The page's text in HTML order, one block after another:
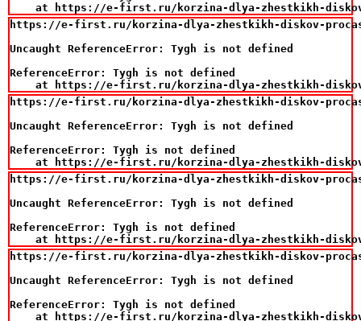
at https://e-first.ru/korzina-dlya-zhestkikh-
https://e-first.ru/korzina-dlya-zhestkikh-diskov-procase-
Uncaught ReferenceError: Tygh is not defined
ReferenceError: Tygh is not defined
at https://e-first.ru/korzina-dlya-zhestkikh-
https://e-first.ru/korzina-dlya-zhestkikh-diskov-procase-
Uncaught ReferenceError: Tygh is not defined
ReferenceError: Tygh is not defined
at https://e-first.ru/korzina-dlya-zhestkikh-
https://e-first.ru/korzina-dlya-zhestkikh-diskov-procase-
Uncaught ReferenceError: Tygh is not defined
ReferenceError: Tygh is not defined
at https://e-first.ru/korzina-dlya-zhestkikh-
https://e-first.ru/korzina-dlya-zhestkikh-diskov-procase-
Uncaught ReferenceError: Tygh is not defined
ReferenceError: Tygh is not defined
at https://e-first.ru/korzina-dlya-zhestkikh-